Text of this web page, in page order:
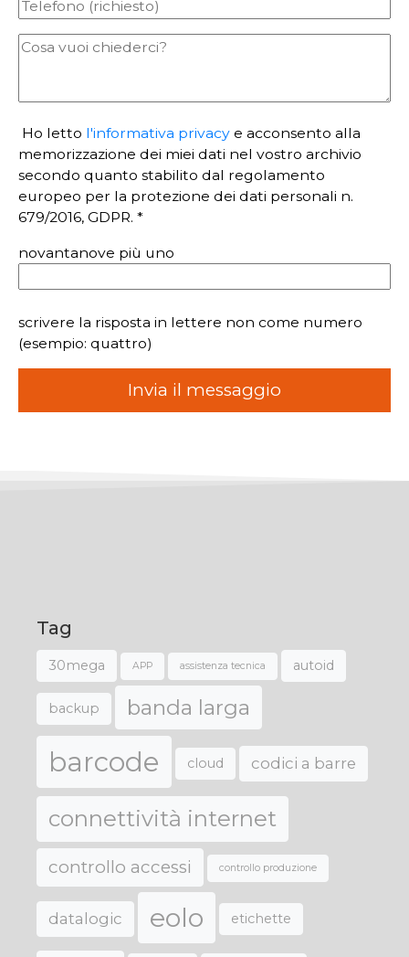
Ho letto l'informativa privacy e acconsento alla
memorizzazione dei miei dati nel vostro archivio
secondo quanto stabilito dal regolamento
europeo per la protezione dei dati personali n.
679/2016, GDPR. *
novantanove più uno
scrivere la risposta in lettere non come numero
(esempio: quattro)
Tag
30mega APP assistenza tecnica autoid
backup banda larga
barcode cloud codici a barre
connettività internet
controllo accessi controllo produzione
datalogic eolo etichette